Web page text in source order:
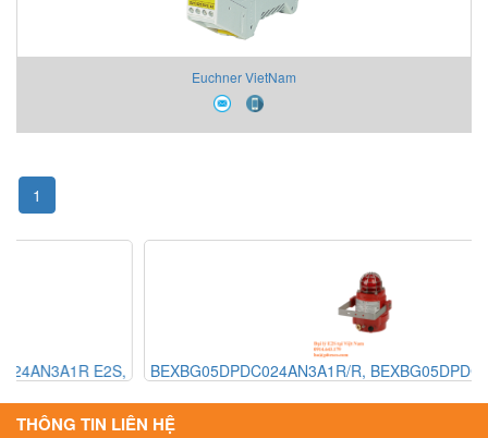
Euchner VietNam
1
BEXBG05DPDC024AN3A1R/R, BEXBG05DPDC024AN3A1R/R
THÔNG TIN LIÊN HỆ